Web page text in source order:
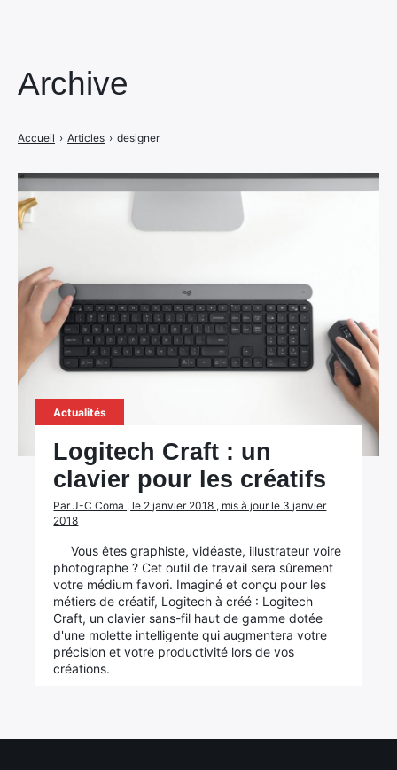
Archive
Accueil › Articles › designer
Actualités
Logitech Craft : un
clavier pour les créatifs
Par J-C Coma , le 2 janvier 2018 , mis à jour le 3 janvier
2018
Vous êtes graphiste, vidéaste, illustrateur voire
photographe ? Cet outil de travail sera sûrement
votre médium favori. Imaginé et conçu pour les
métiers de créatif, Logitech à créé : Logitech
Craft, un clavier sans-fil haut de gamme dotée
d'une molette intelligente qui augmentera votre
précision et votre productivité lors de vos
créations.